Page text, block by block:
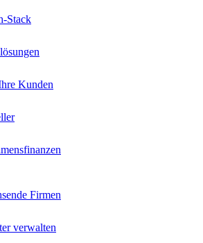
Stack
Kunden
Firmen
verwalten